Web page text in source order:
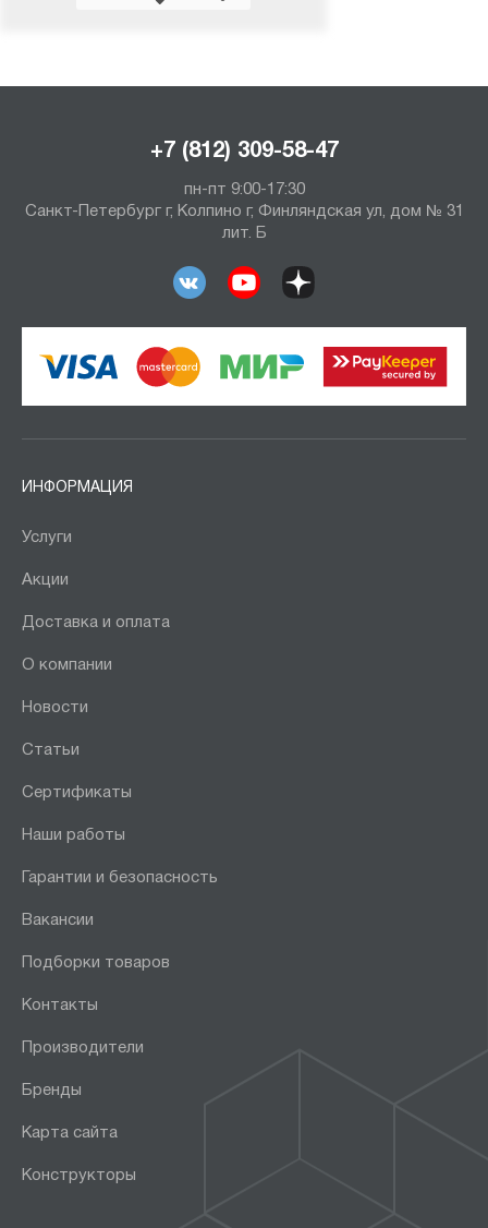
+7 (812) 309-58-47
пн-пт 9:00-17:30
Санкт-Петербург г, Колпино г, Финляндская ул, дом № 31
лит. Б
ИНФОРМАЦИЯ
Услуги
Акции
Доставка и оплата
О компании
Новости
Статьи
Сертификаты
Наши работы
Гарантии и безопасность
Вакансии
Подборки товаров
Контакты
Производители
Бренды
Карта сайта
Конструкторы